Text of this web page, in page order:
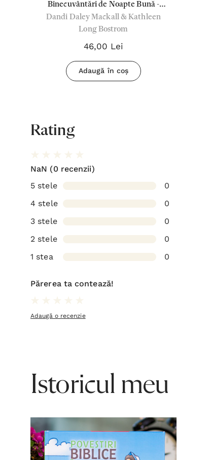
Binecuvântări de Noapte Bună -
Copertă Cartonată
Dandi Daley Mackall & Kathleen
Long Bostrom
46,00 Lei
Adaugă în coș
Rating
NaN (0 recenzii)
5 stele
0
4 stele
0
3 stele
0
2 stele
0
1 stea
0
Părerea ta contează!
Adaugă o recenzie
Istoricul meu